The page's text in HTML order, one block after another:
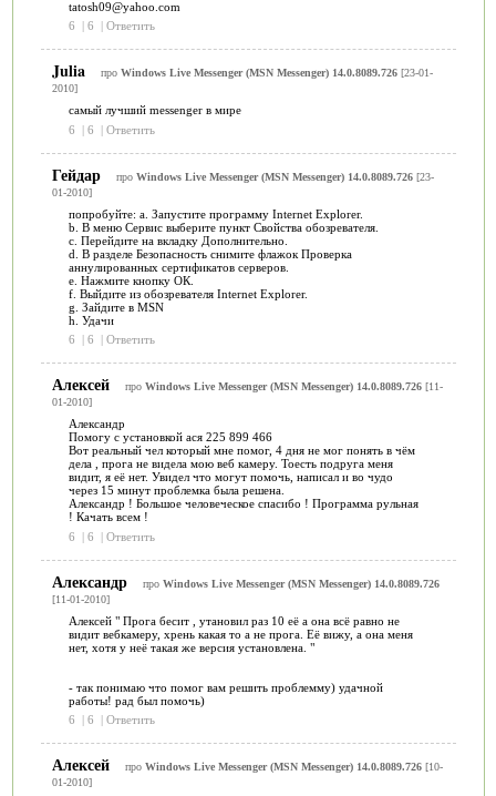
tatosh09@yahoo.com
6
| 6 | Ответить
Julia про Windows Live Messenger (MSN Messenger) 14.0.8089.726[23-01-
2010]
самый лучший messenger в мире
6
| 6 | Ответить
Гейдар про Windows Live Messenger (MSN Messenger) 14.0.8089.726[23-
01-2010]
попробуйте: a. Запустите программу Internet Explorer.
b. В меню Сервис выберите пункт Свойства обозревателя.
c. Перейдите на вкладку Дополнительно.
d. В разделе Безопасность снимите флажок Проверка
аннулированных сертификатов серверов.
e. Нажмите кнопку ОК.
f. Выйдите из обозревателя Internet Explorer.
g. Зайдите в MSN
h. Удачи
6
| 6 | Ответить
Алексей про Windows Live Messenger (MSN Messenger) 14.0.8089.726[11-
01-2010]
Александр
Помогу с установкой ася 225 899 466
Вот реальный чел который мне помог, 4 дня не мог понять в чём
дела , прога не видела мою веб камеру. Тоесть подруга меня
видит, я её нет. Увидел что могут помочь, написал и во чудо
через 15 минут проблемка была решена.
Александр ! Большое человеческое спасибо ! Программа рульная
! Качать всем !
6
| 6 | Ответить
Александр про Windows Live Messenger (MSN Messenger) 14.0.8089.726
[11-01-2010]
Алексей " Прога бесит , утановил раз 10 её а она всё равно не
видит вебкамеру, хрень какая то а не прога. Её вижу, а она меня
нет, хотя у неё такая же версия установлена. "
- так понимаю что помог вам решить проблемму) удачной
работы! рад был помочь)
6
| 6 | Ответить
Алексей про Windows Live Messenger (MSN Messenger) 14.0.8089.726[10-
01-2010]